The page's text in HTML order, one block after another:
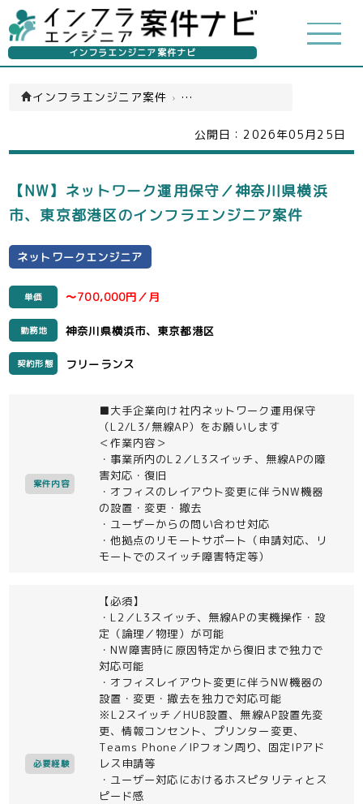
インフラエンジニア案件ナビ
インフラエンジニア案件 › ネットワークエンジニア(一覧)
公開日： 2026年05月25日
【NW】ネットワーク運用保守／神奈川県横浜
市、東京都港区のインフラエンジニア案件
ネットワークエンジニア
単価 〜700,000円／月
勤務地 神奈川県横浜市、東京都港区
契約形態 フリーランス
案件内容
■大手企業向け社内ネットワーク運用保守
（L2/L3/無線AP）をお願いします
＜作業内容＞
・事業所内のL2／L3スイッチ、無線APの障
害対応・復旧
・オフィスのレイアウト変更に伴うNW機器
の設置・変更・撤去
・ユーザーからの問い合わせ対応
・他拠点のリモートサポート（申請対応、リ
モートでのスイッチ障害特定等）
必要経験
【必須】
・L2／L3スイッチ、無線APの実機操作・設
定（論理／物理）が可能
・NW障害時に原因特定から復旧まで独力で
対応可能
・オフィスレイアウト変更に伴うNW機器の
設置・変更・撤去を独力で対応可能
※L2スイッチ／HUB設置、無線AP設置先変
更、情報コンセント、プリンター変更、
Teams Phone／IPフォン周り、固定IPアド
レス申請等
・ユーザー対応におけるホスピタリティとス
ピード感